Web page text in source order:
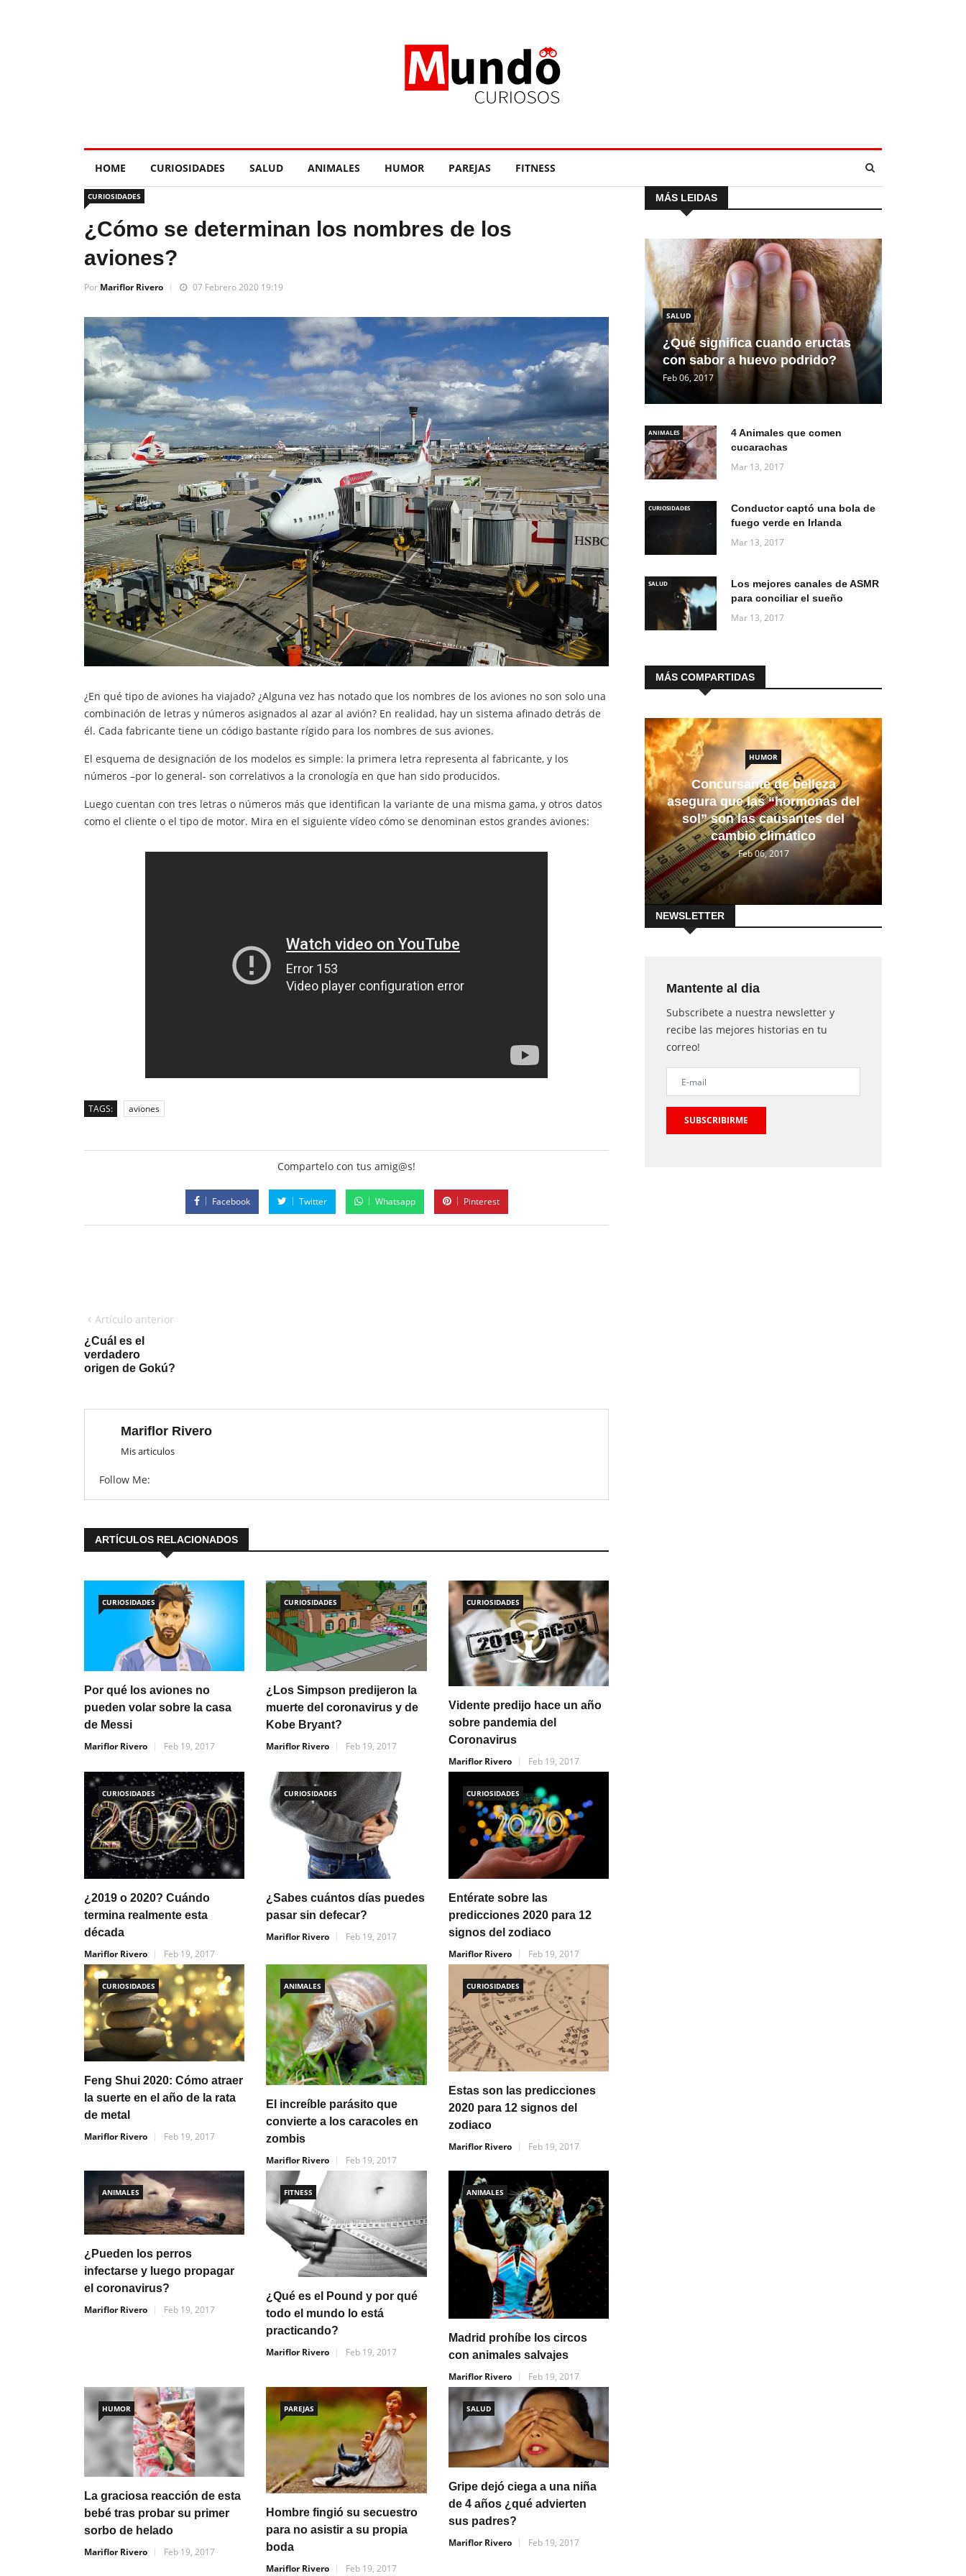
HOME CURIOSIDADES SALUD ANIMALES HUMOR PAREJAS FITNESS
CURIOSIDADES
¿Cómo se determinan los nombres de los
aviones?
Por Mariflor Rivero 07 Febrero 2020 19:19
¿En qué tipo de aviones ha viajado? ¿Alguna vez has notado que los nombres de los aviones no son solo una
combinación de letras y números asignados al azar al avión? En realidad, hay un sistema afinado detrás de
él. Cada fabricante tiene un código bastante rígido para los nombres de sus aviones.
El esquema de designación de los modelos es simple: la primera letra representa al fabricante, y los
números –por lo general- son correlativos a la cronología en que han sido producidos.
Luego cuentan con tres letras o números más que identifican la variante de una misma gama, y otros datos
como el cliente o el tipo de motor. Mira en el siguiente vídeo cómo se denominan estos grandes aviones:
TAGS: aviones
Compartelo con tus amig@s!
Facebook Twitter Whatsapp Pinterest
Artículo anterior
¿Cuál es el
verdadero
origen de Gokú?
Mariflor Rivero
Mis articulos
Follow Me:
ARTÍCULOS RELACIONADOS
CURIOSIDADES
Por qué los aviones no
pueden volar sobre la casa
de Messi
Mariflor Rivero
Feb 19, 2017
CURIOSIDADES
¿Los Simpson predijeron la
muerte del coronavirus y de
Kobe Bryant?
Mariflor Rivero
Feb 19, 2017
CURIOSIDADES
Vidente predijo hace un año
sobre pandemia del
Coronavirus
Mariflor Rivero
Feb 19, 2017
CURIOSIDADES
¿2019 o 2020? Cuándo
termina realmente esta
década
Mariflor Rivero
Feb 19, 2017
CURIOSIDADES
¿Sabes cuántos días puedes
pasar sin defecar?
Mariflor Rivero
Feb 19, 2017
CURIOSIDADES
Entérate sobre las
predicciones 2020 para 12
signos del zodiaco
Mariflor Rivero
Feb 19, 2017
CURIOSIDADES
Feng Shui 2020: Cómo atraer
la suerte en el año de la rata
de metal
Mariflor Rivero
Feb 19, 2017
ANIMALES
El increíble parásito que
convierte a los caracoles en
zombis
Mariflor Rivero
Feb 19, 2017
CURIOSIDADES
Estas son las predicciones
2020 para 12 signos del
zodiaco
Mariflor Rivero
Feb 19, 2017
ANIMALES
¿Pueden los perros
infectarse y luego propagar
el coronavirus?
Mariflor Rivero
Feb 19, 2017
FITNESS
¿Qué es el Pound y por qué
todo el mundo lo está
practicando?
Mariflor Rivero
Feb 19, 2017
ANIMALES
Madrid prohíbe los circos
con animales salvajes
Mariflor Rivero
Feb 19, 2017
HUMOR
La graciosa reacción de esta
bebé tras probar su primer
sorbo de helado
Mariflor Rivero
Feb 19, 2017
PAREJAS
Hombre fingió su secuestro
para no asistir a su propia
boda
Mariflor Rivero
Feb 19, 2017
SALUD
Gripe dejó ciega a una niña
de 4 años ¿qué advierten
sus padres?
Mariflor Rivero
Feb 19, 2017
MÁS LEIDAS
SALUD
¿Qué significa cuando eructas
con sabor a huevo podrido?
Feb 06, 2017
ANIMALES
4 Animales que comen
cucarachas
Mar 13, 2017
CURIOSIDADES
Conductor captó una bola de
fuego verde en Irlanda
Mar 13, 2017
SALUD
Los mejores canales de ASMR
para conciliar el sueño
Mar 13, 2017
MÁS COMPARTIDAS
HUMOR
Concursante de belleza
asegura que las “hormonas del
sol” son las causantes del
cambio climático
Feb 06, 2017
NEWSLETTER
Mantente al dia
Subscribete a nuestra newsletter y
recibe las mejores historias en tu
correo!
SUBSCRIBIRME